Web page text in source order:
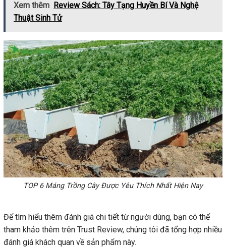
Xem thêm Review Sách: Tây Tạng Huyền Bí Và Nghệ
Thuật Sinh Tử
TOP 6 Máng Trồng Cây Được Yêu Thích Nhất Hiện Nay
Để tìm hiểu thêm đánh giá chi tiết từ người dùng, bạn có thể
tham khảo thêm trên Trust Review, chúng tôi đã tổng hợp nhiều
đánh giá khách quan về sản phẩm này.